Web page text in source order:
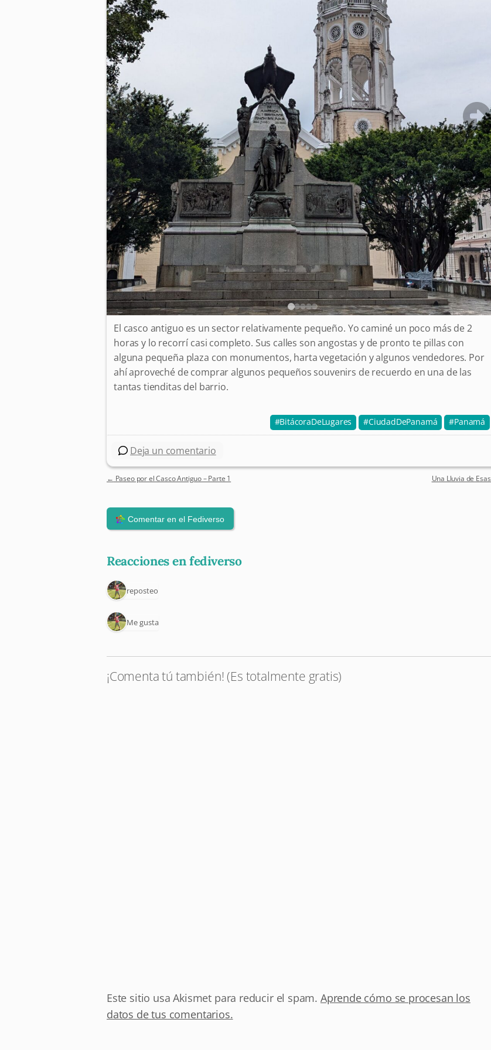
El casco antiguo es un sector relativamente pequeño. Yo caminé un poco más de 2
horas y lo recorrí casi completo. Sus calles son angostas y de pronto te pillas con
alguna pequeña plaza con monumentos, harta vegetación y algunos vendedores. Por
ahí aproveché de comprar algunos pequeños souvenirs de recuerdo en una de las
tantas tienditas del barrio.
BitácoraDeLugares CiudadDePanamá Panamá
Deja un comentario
← Paseo por el Casco Antiguo – Parte 1 Una Lluvia de Esas
Reacciones en fediverso
1 reposteo
1 Me gusta
¡Comenta tú también! (Es totalmente gratis)
Este sitio usa Akismet para reducir el spam. Aprende cómo se procesan los
datos de tus comentarios.